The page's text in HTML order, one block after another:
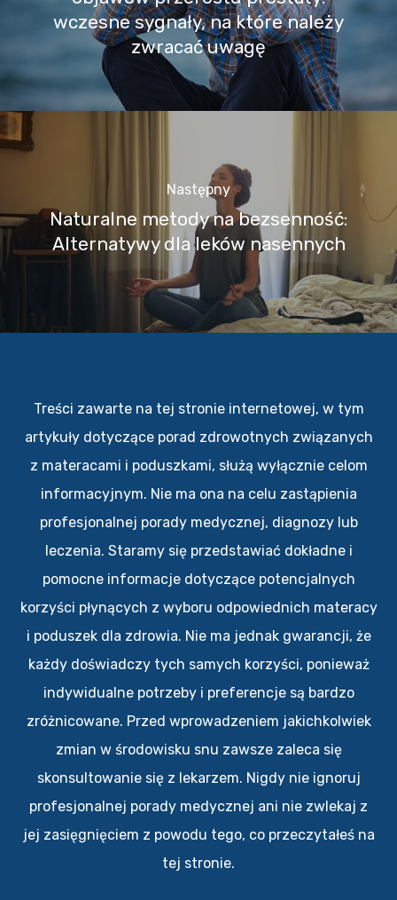
wczesne sygnały, na które należy
zwracać uwagę
Następny
Naturalne metody na bezsenność:
Alternatywy dla leków nasennych
Treści zawarte na tej stronie internetowej, w tym
artykuły dotyczące porad zdrowotnych związanych
z materacami i poduszkami, służą wyłącznie celom
informacyjnym. Nie ma ona na celu zastąpienia
profesjonalnej porady medycznej, diagnozy lub
leczenia. Staramy się przedstawiać dokładne i
pomocne informacje dotyczące potencjalnych
korzyści płynących z wyboru odpowiednich materacy
i poduszek dla zdrowia. Nie ma jednak gwarancji, że
każdy doświadczy tych samych korzyści, ponieważ
indywidualne potrzeby i preferencje są bardzo
zróżnicowane. Przed wprowadzeniem jakichkolwiek
zmian w środowisku snu zawsze zaleca się
skonsultowanie się z lekarzem. Nigdy nie ignoruj
profesjonalnej porady medycznej ani nie zwlekaj z
jej zasięgnięciem z powodu tego, co przeczytałeś na
tej stronie.